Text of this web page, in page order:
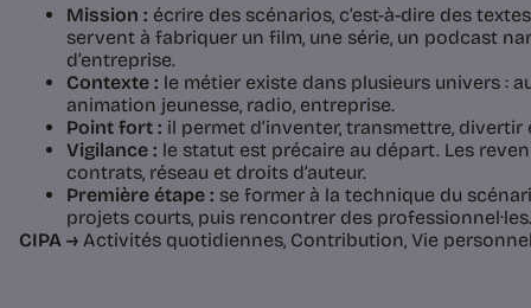
Mission : écrire des scénarios, c’est-à-dire des
servent à fabriquer un film, une série, un podcast
d’entreprise.
Contexte : le métier existe dans plusieurs univers :
animation jeunesse, radio, entreprise.
Point fort : il permet d’inventer, transmettre, divertir
Vigilance : le statut est précaire au départ. Les
contrats, réseau et droits d’auteur.
Première étape : se former à la technique du
projets courts, puis rencontrer des professionnel·les.
CIPA → Activités quotidiennes, Contribution, Vie